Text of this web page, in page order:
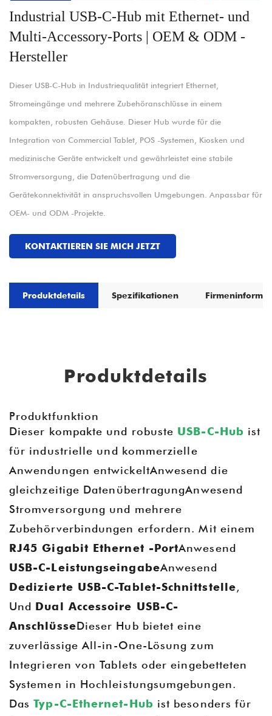
Industrial USB-C-Hub mit Ethernet- und
Multi-Accessory-Ports | OEM & ODM -
Hersteller
Dieser USB-C-Hub in Industriequalität integriert Ethernet,
Stromeingänge und mehrere Zubehöranschlüsse in einem
kompakten, robusten Gehäuse. Dieser Hub wurde für die
Integration von Commercial Tablet, POS -Systemen, Kiosken und
medizinische Geräte entwickelt und gewährleistet eine stabile
Stromversorgung, die Datenübertragung und die
Gerätekonnektivität in anspruchsvollen Umgebungen. Anpassbar für
OEM- und ODM -Projekte.
KONTAKTIEREN SIE MICH JETZT
Produktdetails Spezifikationen
Produktdetails
Produktfunktion
Dieser kompakte und robuste USB-C-Hub ist
für industrielle und kommerzielle
Anwendungen entwickeltAnwesend die
gleichzeitige DatenübertragungAnwesend
Stromversorgung und mehrere
Zubehörverbindungen erfordern. Mit einem
RJ45 Gigabit Ethernet -PortAnwesend
USB-C-LeistungseingabeAnwesend
Dedizierte USB-C-Tablet-Schnittstelle,
Und Dual Accessoire USB-C-
AnschlüsseDieser Hub bietet eine
zuverlässige All-in-One-Lösung zum
Integrieren von Tablets oder eingebetteten
Systemen in Hochleistungsumgebungen.
DasTyp-C-Ethernet-Hub ist besonders für